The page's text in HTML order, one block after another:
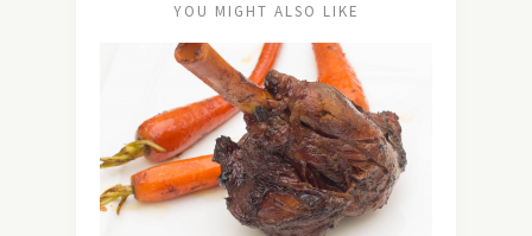
YOU MIGHT ALSO LIKE